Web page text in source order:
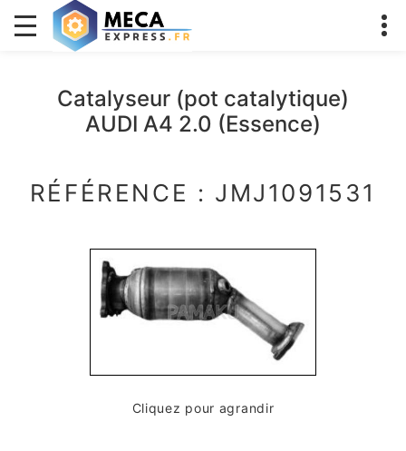
Catalyseur (pot catalytique)
AUDI A4 2.0 (Essence)
RÉFÉRENCE : JMJ1091531
Cliquez pour agrandir